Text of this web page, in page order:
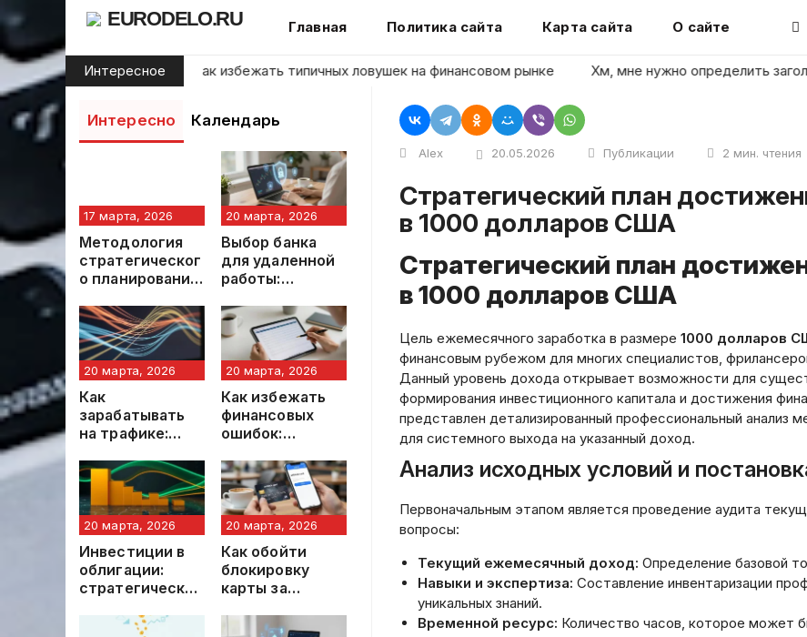
to
content
EURODELO.RU Главная Политика сайта Карта сайта О сайте
Интересное
инвесторов: как избежать типичных ловушек на финансовом рынке Хм, мне нужно определить
Alex 20.05.2026 Публикации 2 мин. чтения
Стратегический план достижения ежемесячного дохода
в 1000 долларов США
Стратегический план
в 1000 долларов США
Цель ежемесячного заработка в размере 1000 долларов
финансовым рубежом для многих специалистов,
Данный уровень дохода открывает возможности для
формирования инвестиционного капитала и достижения
представлен детализированный профессиональный анализ
для системного выхода на указанный доход.
Анализ исходных условий и
Первоначальным этапом является проведение аудита
вопросы:
Текущий ежемесячный доход: Определение базовой
Навыки и экспертиза: Составление инвентаризации
уникальных знаний.
Временной ресурс: Количество часов, которое может
Интересно Календарь
17 марта, 2026
Методология
стратегическог
о планирования
финансовых
расходов
20 марта, 2026
Выбор банка
для удаленной
работы:
критерии и
современные
тренды
20 марта, 2026
Как
зарабатывать
на трафике:
ный обзор
методик и
инструментов
20 марта, 2026
Как избежать
финансовых
ошибок:
устойчивого
финансового
благополучия
20 марта, 2026
Инвестиции в
облигации:
стратегический
20 марта, 2026
Как обойти
блокировку
карты за
легальные